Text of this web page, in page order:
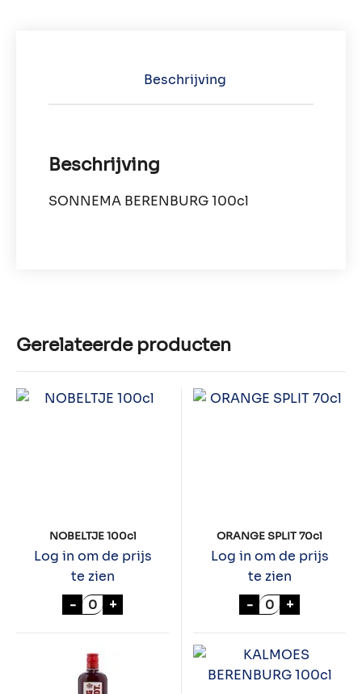
Beschrijving
Beschrijving
SONNEMA BERENBURG 100cl
Gerelateerde producten
NOBELTJE 100cl
Log in om de prijs
te zien
- NOBELTJE 100cl aantal
+
ORANGE SPLIT 70cl
Log in om de prijs
te zien
- ORANGE
+